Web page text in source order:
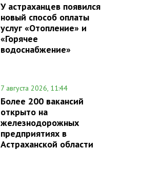
У астраханцев появился
новый способ оплаты
услуг «Отопление» и
«Горячее
водоснабжение»
7 августа 2026, 11:44
Более 200 вакансий
открыто на
железнодорожных
предприятиях в
Астраханской области